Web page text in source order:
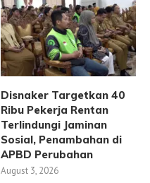
Disnaker Targetkan 40
Ribu Pekerja Rentan
Terlindungi Jaminan
Sosial, Penambahan di
APBD Perubahan
August 3, 2026